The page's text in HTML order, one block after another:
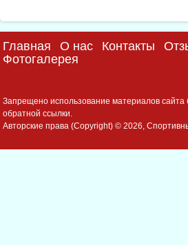
Главная О нас Контакты
Фотогалерея
Запрещено использование материалов сайта
обратной ссылки.
Авторские права (Copyright) © 2026,